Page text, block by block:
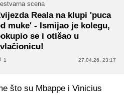
scena
Reala na klupi 'puca
muke' - Ismijao je kolegu,
se i otišao u
1 27.04.26. 23:17
što su Mbappe i Vinicius